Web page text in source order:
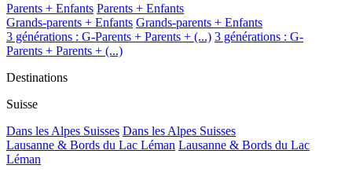
Parents + Enfants Parents + Enfants
Grands-parents + Enfants Grands-parents + Enfants
3 générations : G-Parents + Parents + (...) 3 générations : G-
Parents + Parents + (...)
Destinations
Suisse
Dans les Alpes Suisses Dans les Alpes Suisses
Lausanne & Bords du Lac Léman Lausanne & Bords du Lac
Léman